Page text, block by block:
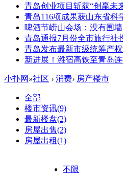
青岛创业项目斩获“创赢未
青岛116项成果获山东省科
啤酒节崂山会场：没有围
青岛通报7月份全市旅行社
青岛发布最新市级统筹产
新进展！潍宿高铁至青岛
小扑网 »社区 › 消费› 房产楼市
全部
楼市资讯(9)
最新楼盘(2)
房屋出售(2)
房屋出租(1)
不限